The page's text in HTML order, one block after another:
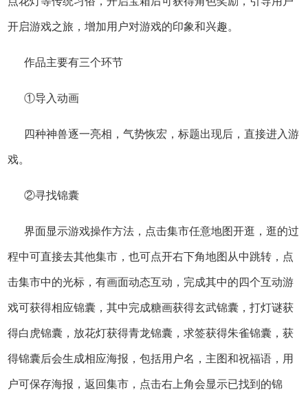
开启游戏之旅，增加用户对游戏的印象和兴趣。
作品主要有三个环节
①导入动画
四种神兽逐一亮相，气势恢宏，标题出现后，直接进入游
戏。
②寻找锦囊
界面显示游戏操作方法，点击集市任意地图开逛，逛的过
程中可直接去其他集市，也可点开右下角地图从中跳转，点
击集市中的光标，有画面动态互动，完成其中的四个互动游
戏可获得相应锦囊，其中完成糖画获得玄武锦囊，打灯谜获
得白虎锦囊，放花灯获得青龙锦囊，求签获得朱雀锦囊，获
得锦囊后会生成相应海报，包括用户名，主图和祝福语，用
户可保存海报，返回集市，点击右上角会显示已找到的锦